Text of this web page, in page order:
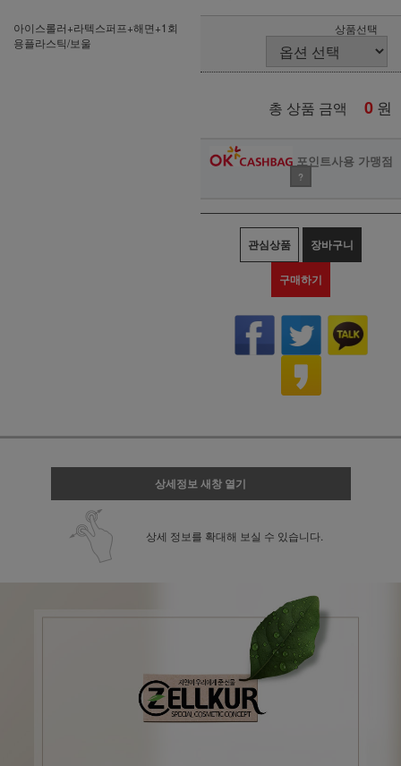
아이스롤러+라텍스퍼프+해면+1회
용플라스틱/보울
상품선택
총 상품 금액 0 원
포인트사용 가맹점
?
관심상품 장바구니
구매하기
상세정보 새창 열기
상세 정보를 확대해 보실 수 있습니다.